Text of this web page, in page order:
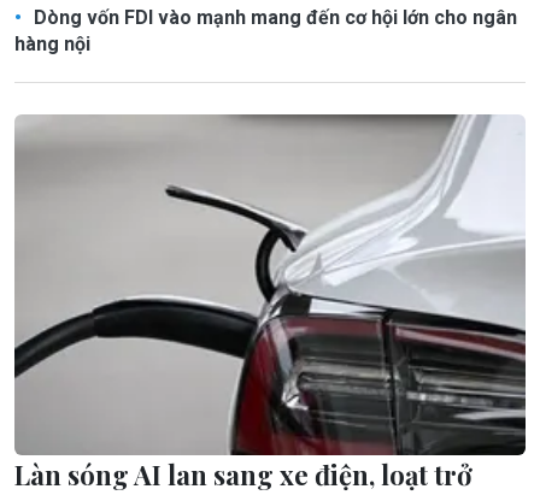
Dòng vốn FDI vào mạnh mang đến cơ hội lớn cho ngân
hàng nội
Làn sóng AI lan sang xe điện, loạt trở